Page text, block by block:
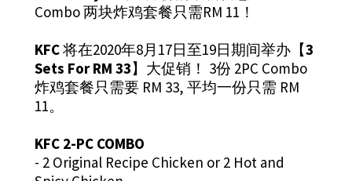
Combo 两块炸鸡套餐只需RM 11！
KFC将在2020年8月17日至19日期间举办【3
Sets For RM 33】大促销！ 3份 2PC Combo
炸鸡套餐只需要 RM 33, 平均一份只需 RM
11。
KFC 2-PC COMBO
- 2 Original Recipe Chicken or 2 Hot and